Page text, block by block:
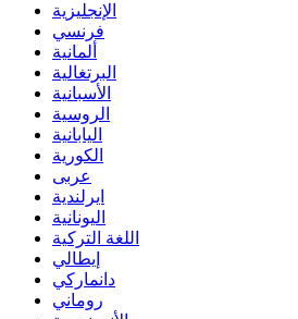
الإنجليزية
فرنسي
ألمانية
البرتغالية
الأسبانية
الروسية
اليابانية
الكورية
عربى
ايرلندية
اليونانية
اللغة التركية
إيطالي
دانماركي
روماني